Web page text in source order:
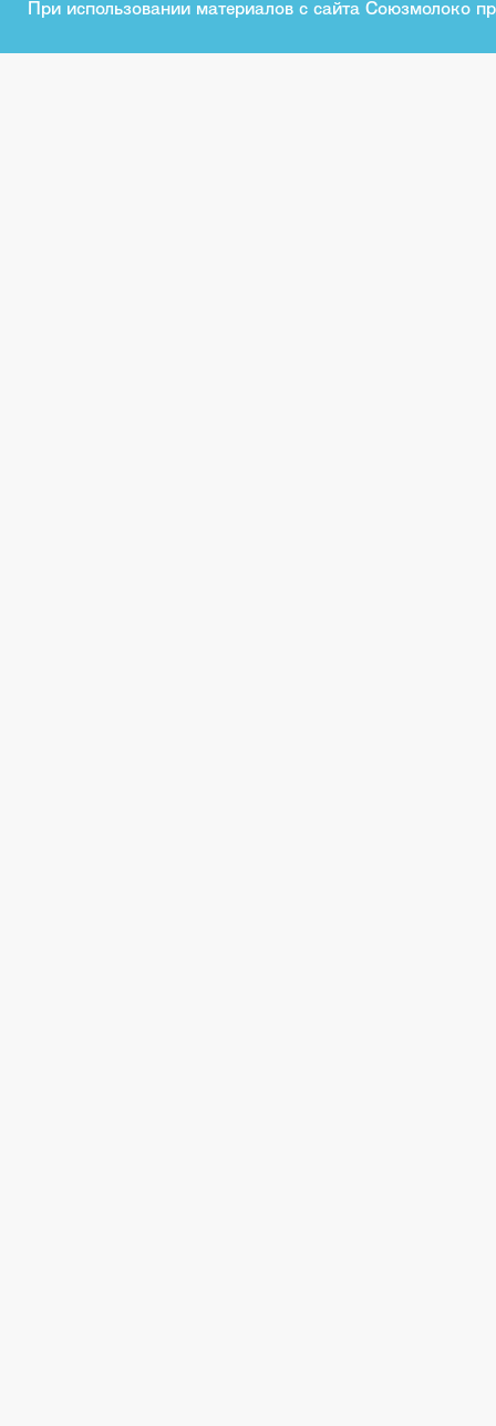
При использовании материалов с сайта Союзмолоко